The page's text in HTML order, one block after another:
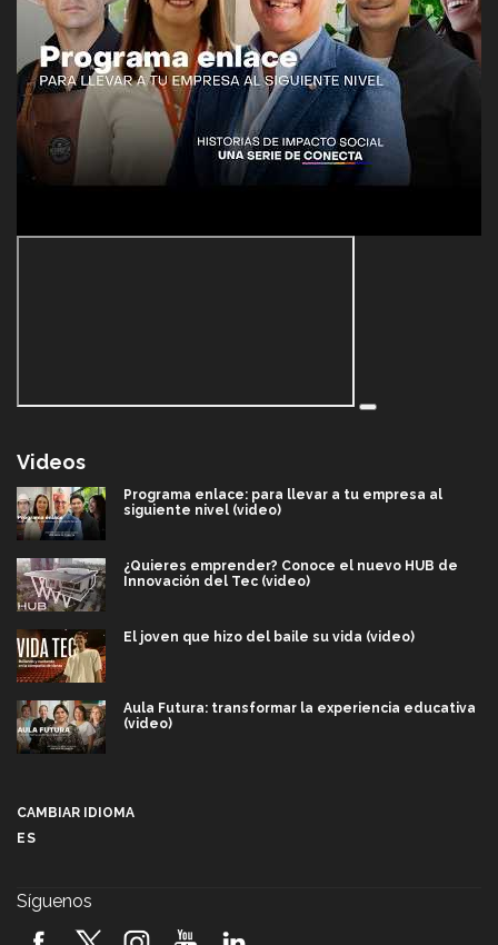
Videos
Programa enlace: para llevar a tu empresa al
siguiente nivel (video)
¿Quieres emprender? Conoce el nuevo HUB de
Innovación del Tec (video)
El joven que hizo del baile su vida (video)
Aula Futura: transformar la experiencia educativa
(video)
2026! (video)
CAMBIAR IDIOMA
ES
Síguenos